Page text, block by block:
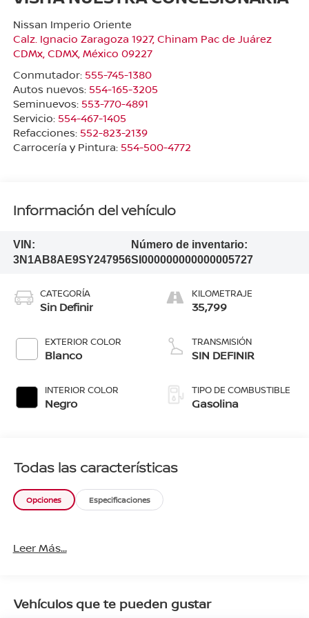
Nissan Imperio Oriente
Calz. Ignacio Zaragoza 1927, Chinam Pac de Juárez
CDMx, CDMX, México 09227
Conmutador: 555-745-1380
Autos nuevos: 554-165-3205
Seminuevos: 553-770-4891
Servicio: 554-467-1405
Refacciones: 552-823-2139
Carrocería y Pintura: 554-500-4772
Información del vehículo
VIN:
3N1AB8AE9SY247956
Número de inventario:
SI000000000000005727
CATEGORÍA
Sin Definir
EXTERIOR COLOR
Blanco
INTERIOR COLOR
Negro
KILOMETRAJE
35,799
TRANSMISIÓN
SIN DEFINIR
TIPO DE COMBUSTIBLE
Gasolina
Todas las características
Opciones Especificaciones
Leer Más...
Vehículos que te pueden gustar